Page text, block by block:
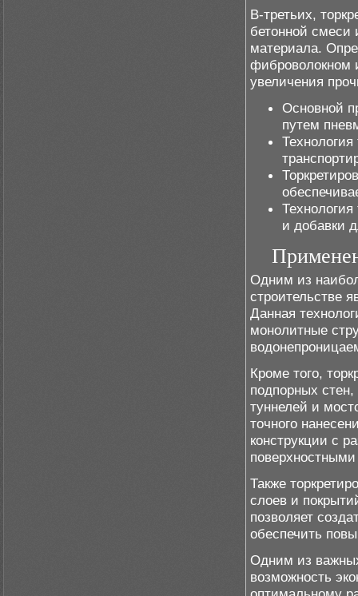
В-третьих,
бетонной смеси
материала.
фиброволокном
увеличения
Основной
путем
и добавки
Одним из
строительстве
Данная
монолитные
Кроме того,
подпорных
туннелей и
точного
конструкции с
Также
слоев и
позволяет
обеспечить
Одним из
возможность